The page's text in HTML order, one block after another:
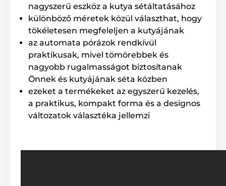
Az automata Reedog póráz
teljes mértékben
nagyszerű eszköz a kutya sétáltatásához
különböző méretek közül választhat, hogy
tökéletesen megfeleljen a kutyájának
az automata pórázok rendkívül
praktikusak, mivel tömörebbek és
nagyobb rugalmasságot biztosítanak
Önnek és kutyájának séta közben
ezeket a termékeket az egyszerű kezelés,
a praktikus, kompakt forma és a designos
változatok választéka jellemzi